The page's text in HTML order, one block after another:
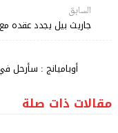
السابق
جاريث بيل يجدد عقده
أوباميانج : سأرحل
مقالات ذات صلة